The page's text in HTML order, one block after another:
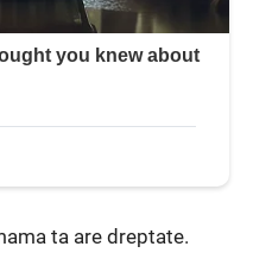
ta are dreptate.